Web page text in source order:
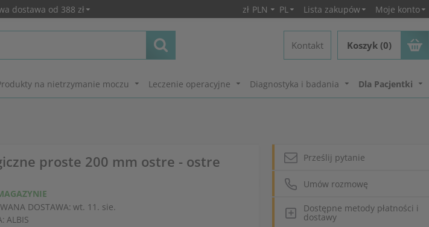
dostawa od 388 zł zł PLN PL Lista zakupów Moje konto
Kontakt Koszyk (0)
na nietrzymanie moczu Leczenie operacyjne Diagnostyka i badania Dla Pacjentki
proste 200 mm ostre - ostre
DOSTAWA: wt. 11. sie.
ALBIS
Prześlij pytanie
Umów rozmowę
Dostępne metody płatności i
dostawy